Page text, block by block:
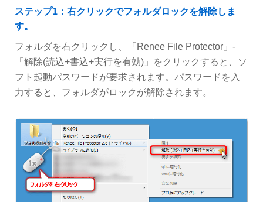
ステップ1：右クリックでフォルダロックを解除しま
す。
フォルダを右クリックし、「Renee File Protector」-
「解除(読込+書込+実行を有効)」をクリックすると、ソ
フト起動パスワードが要求されます。パスワードを入
力すると、フォルダがロックが解除されます。